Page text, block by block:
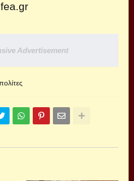
Advertisement